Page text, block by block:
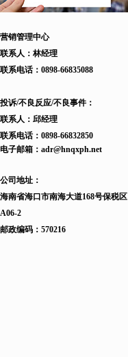
营销管理中心
联系人：林经理
联系电话： 0898-66835088
投诉/不良反应/不良事件：
联系人：邱经理
联系电话： 0898-66832850
电子邮箱： adr@hnqxph.net
公司地址：
海南省海口市南海大道168号保税区
A06-2
邮政编码：570216